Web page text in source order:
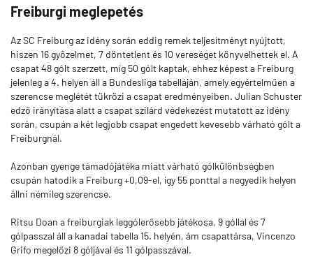
Freiburgi meglepetés
Az SC Freiburg az idény során eddig remek teljesítményt nyújtott,
hiszen 16 győzelmet, 7 döntetlent és 10 vereséget könyvelhettek el. A
csapat 48 gólt szerzett, míg 50 gólt kaptak, ehhez képest a Freiburg
jelenleg a 4. helyen áll a Bundesliga tabelláján, amely egyértelműen a
szerencse meglétét tükrözi a csapat eredményeiben. Julian Schuster
edző irányítása alatt a csapat szilárd védekezést mutatott az idény
során, csupán a két legjobb csapat engedett kevesebb várható gólt a
Freiburgnál.
Azonban gyenge támadójátéka miatt várható gólkülönbségben
csupán hatodik a Freiburg +0,09-el, így 55 ponttal a negyedik helyen
állni némileg szerencse.
Ritsu Doan a freiburgiak leggólerősebb játékosa, 9 góllal és 7
gólpasszal áll a kanadai tabella 15. helyén, ám csapattársa, Vincenzo
Grifo megelőzi 8 góljával és 11 gólpasszával.